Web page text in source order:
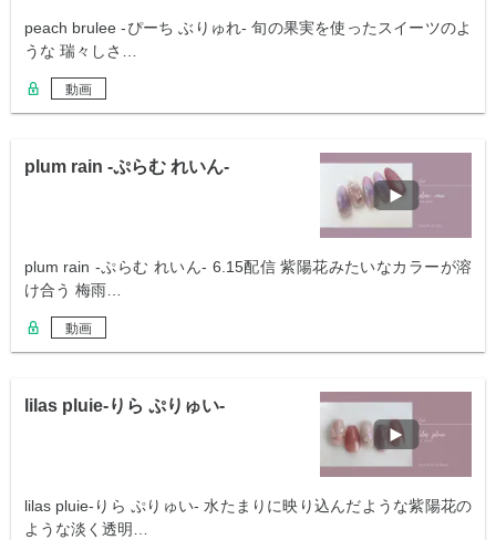
peach brulee -ぴーち ぶりゅれ- 旬の果実を使ったスイーツのよ
うな 瑞々しさ…
動画
plum rain -ぷらむ れいん-
plum rain -ぷらむ れいん- 6.15配信 紫陽花みたいなカラーが溶
け合う 梅雨…
動画
lilas pluie-りら ぷりゅい-
lilas pluie-りら ぷりゅい- 水たまりに映り込んだような紫陽花の
ような淡く透明…